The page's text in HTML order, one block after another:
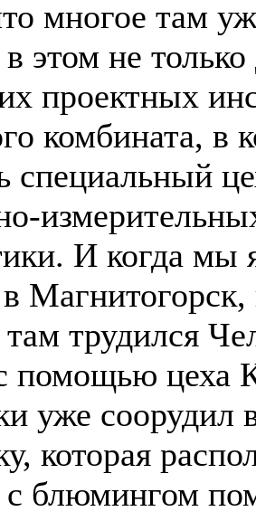
многое там
этом не
проектных
комбината, в
специальный
И когда мы
в
там трудился
помощью цеха
уже соорудил
которая
с блюмингом